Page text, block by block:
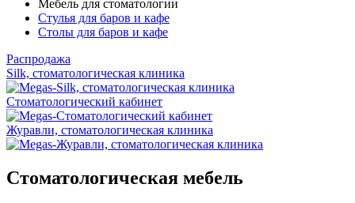
Мебель для стоматологии
Стулья для баров и кафе
Столы для баров и кафе
Распродажа
Silk, стоматологическая клиника
Стоматологический кабинет
Журавли, стоматологическая клиника
Стоматологическая мебель